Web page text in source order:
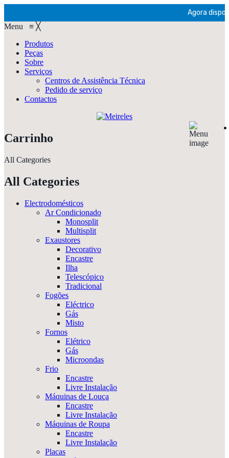
Agora
Menu ≡ ╳
Produtos
Peças
Sobre
Serviços
Centros de Assistência Técnica
Pedido de serviço
Contactos
Carrinho
All Categories
All Categories
Electrodomésticos
Ar Condicionado
Monosplit
Multisplit
Exaustores
Decorativo
Encastre
Ilha
Telescópico
Tradicional
Fogões
Eléctrico
Gás
Misto
Fornos
Elétrico
Gás
Microondas
Frio
Encastre
Livre Instalação
Máquinas de Louça
Encastre
Livre Instalação
Máquinas de Roupa
Encastre
Livre Instalação
Placas